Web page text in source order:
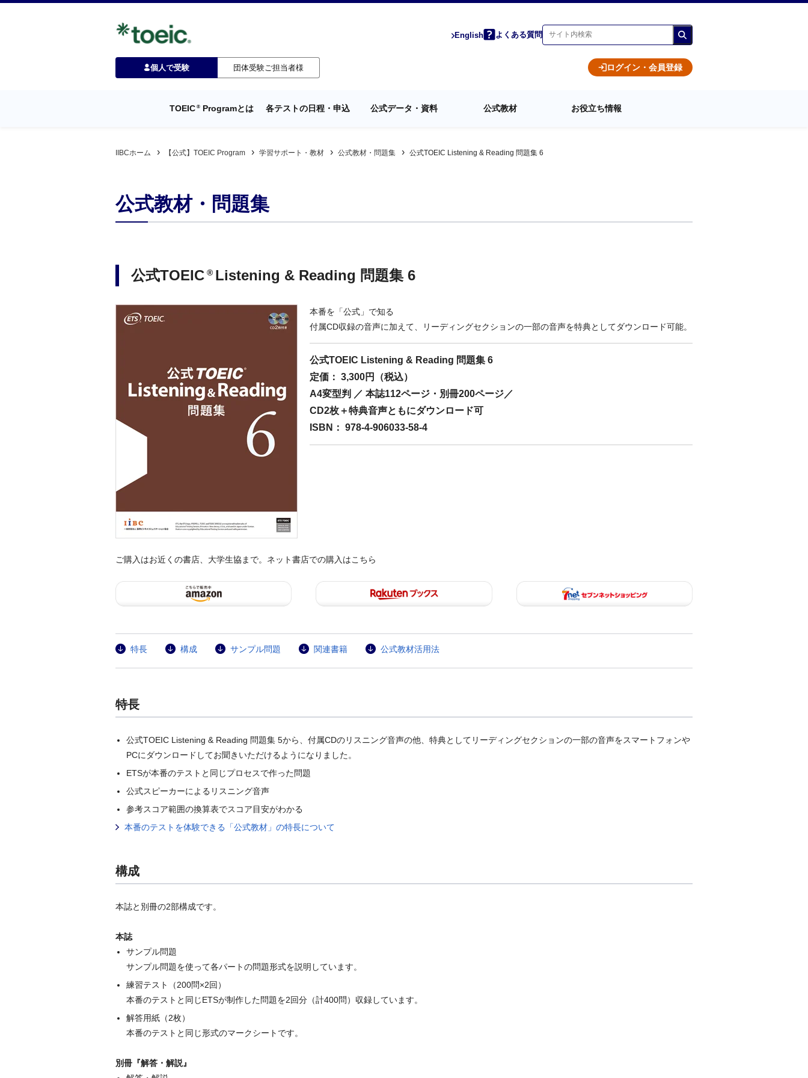
English よくある質問
個人で受験 団体受験ご担当者様 ログイン・会員登録
TOEIC ® Programとは 各テストの日程・申込 公式データ・資料 公式教材 お役立ち情報
IIBCホーム 【公式】TOEIC Program 学習サポート・教材 公式教材・問題集 公式TOEIC Listening & Reading 問題集 6
公式教材・問題集
公式TOEIC ® Listening & Reading 問題集 6
本番を「公式」で知る
付属CD収録の音声に加えて、リーディングセクションの一部の音声を特典としてダウンロード可能。
公式TOEIC Listening & Reading 問題集 6
定価： 3,300円（税込）
A4変型判 ／ 本誌112ページ・別冊200ページ／
CD2枚＋特典音声ともにダウンロード可
ISBN： 978-4-906033-58-4
ご購入はお近くの書店、大学生協まで。ネット書店での購入はこちら
特長 構成 サンプル問題 関連書籍 公式教材活用法
特長
公式TOEIC Listening & Reading 問題集 5から、付属CDのリスニング音声の他、特典としてリーディングセクションの一部の音声をスマートフォンや
PCにダウンロードしてお聞きいただけるようになりました。
ETSが本番のテストと同じプロセスで作った問題
公式スピーカーによるリスニング音声
参考スコア範囲の換算表でスコア目安がわかる
本番のテストを体験できる「公式教材」の特長について
構成
本誌と別冊の2部構成です。
本誌
サンプル問題
サンプル問題を使って各パートの問題形式を説明しています。
練習テスト（200問×2回）
本番のテストと同じETSが制作した問題を2回分（計400問）収録しています。
解答用紙（2枚）
本番のテストと同じ形式のマークシートです。
別冊『解答・解説』